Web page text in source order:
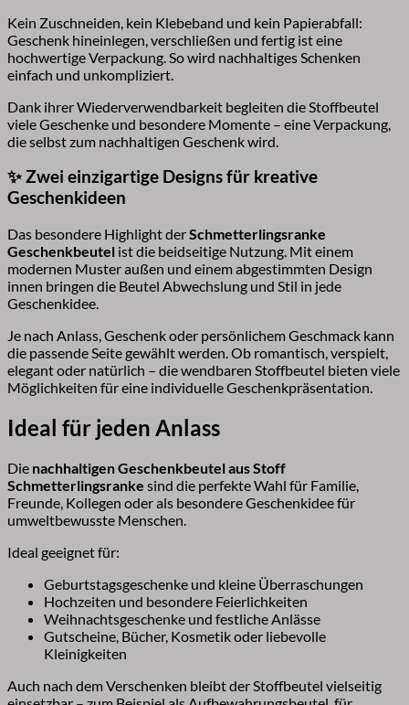
Kein Zuschneiden, kein Klebeband und kein Papierabfall:
Geschenk hineinlegen, verschließen und fertig ist eine
hochwertige Verpackung. So wird nachhaltiges Schenken
einfach und unkompliziert.
Dank ihrer Wiederverwendbarkeit begleiten die Stoffbeutel
viele Geschenke und besondere Momente – eine Verpackung,
die selbst zum nachhaltigen Geschenk wird.
✨ Zwei einzigartige Designs für kreative
Geschenkideen
Das besondere Highlight derSchmetterlingsranke
Geschenkbeutel ist die beidseitige Nutzung. Mit einem
modernen Muster außen und einem abgestimmten Design
innen bringen die Beutel Abwechslung und Stil in jede
Geschenkidee.
Je nach Anlass, Geschenk oder persönlichem Geschmack kann
die passende Seite gewählt werden. Ob romantisch, verspielt,
elegant oder natürlich – die wendbaren Stoffbeutel bieten viele
Möglichkeiten für eine individuelle Geschenkpräsentation.
Ideal für jeden Anlass
Die nachhaltigen Geschenkbeutel aus Stoff
Schmetterlingsranke sind die perfekte Wahl für Familie,
Freunde, Kollegen oder als besondere Geschenkidee für
umweltbewusste Menschen.
Ideal geeignet für:
Geburtstagsgeschenke und kleine Überraschungen
Hochzeiten und besondere Feierlichkeiten
Weihnachtsgeschenke und festliche Anlässe
Gutscheine, Bücher, Kosmetik oder liebevolle
Kleinigkeiten
Auch nach dem Verschenken bleibt der Stoffbeutel vielseitig